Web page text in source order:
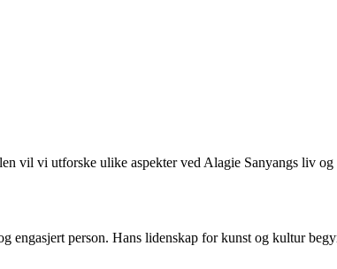
vil vi utforske ulike aspekter ved Alagie Sanyangs liv og
person. Hans lidenskap for kunst og kultur